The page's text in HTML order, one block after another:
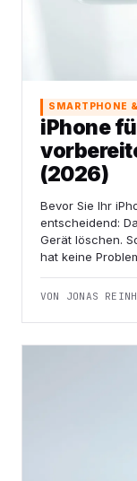
SMARTPHONE
iPhone
(2026)
Bevor Sie Ihr
entscheidend:
Gerät löschen.
hat keine
VON JONAS